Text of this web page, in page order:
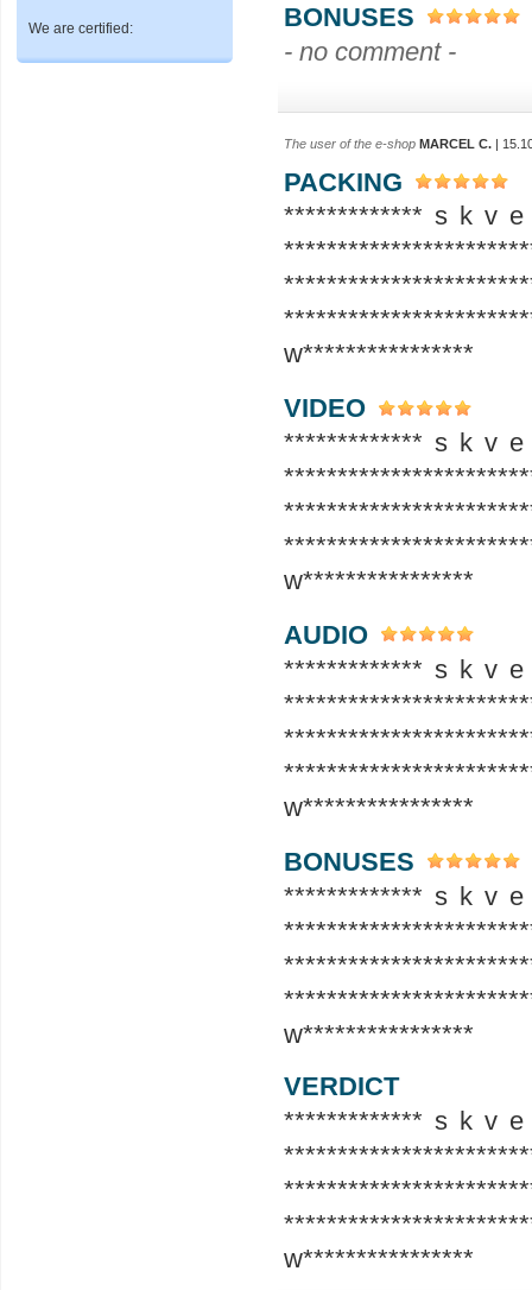
We are certified:
BONUSES
- no comment -
The user of the e-shop MARCEL C. |
PACKING
************* s k v
w****************
VIDEO
************* s k v
w****************
AUDIO
************* s k v
w****************
BONUSES
************* s k v
w****************
VERDICT
************* s k v
w****************